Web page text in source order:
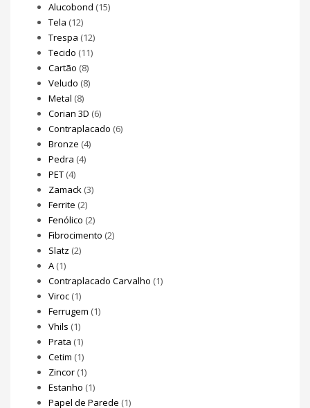
Alucobond (15)
Tela (12)
Trespa (12)
Tecido (11)
Cartão (8)
Veludo (8)
Metal (8)
Corian 3D (6)
Contraplacado (6)
Bronze (4)
Pedra (4)
PET (4)
Zamack (3)
Ferrite (2)
Fenólico (2)
Fibrocimento (2)
Slatz (2)
A (1)
Contraplacado Carvalho (1)
Viroc (1)
Ferrugem (1)
Vhils (1)
Prata (1)
Cetim (1)
Zincor (1)
Estanho (1)
Papel de Parede (1)